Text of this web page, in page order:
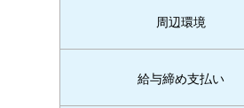
周辺環境
給与締め支払い